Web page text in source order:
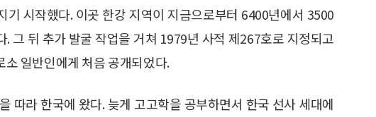
기 시작했다. 이곳 한강 지역이 지금으로부터 6400년에서 3500
그 뒤 추가 발굴 작업을 거쳐 1979년 사적 제267호로 지정되고
일반인에게 처음 공개되었다.
따라 한국에 왔다. 늦게 고고학을 공부하면서 한국 선사 세대에